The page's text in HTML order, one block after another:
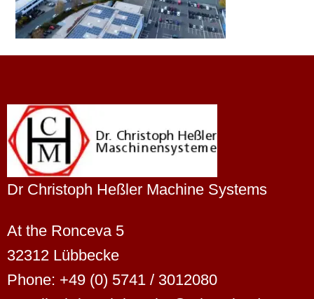
Dr Christoph Heßler Machine Systems
At the Ronceva 5
32312 Lübbecke
Phone: +49 (0) 5741 / 3012080